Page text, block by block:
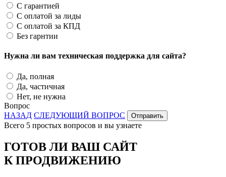
С гарантией
С оплатой за лиды
С оплатой за КПД
Без гарнтии
Нужна ли вам техническая поддержка для сайта?
Да, полная
Да, частичная
Нет, не нужна
Вопрос
НАЗАД СЛЕДУЮЩИЙ ВОПРОС Отправить
Всего 5 простых вопросов и вы узнаете
ГОТОВ ЛИ ВАШ САЙТ
К ПРОДВИЖЕНИЮ